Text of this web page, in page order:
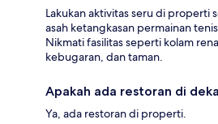
Lakukan aktivitas seru di properti
asah ketangkasan permainan
Nikmati fasilitas seperti kolam
kebugaran, dan taman.
Apakah ada restoran di
Ya, ada restoran di properti.